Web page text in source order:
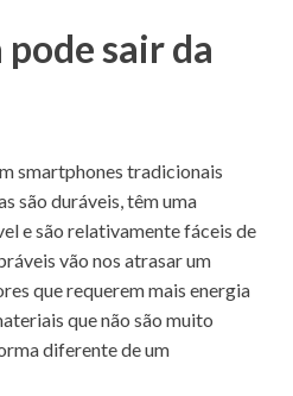
sair da
smartphones tradicionais
são duráveis, têm uma
e são relativamente fáceis de
​​vão nos atrasar um
que requerem mais energia
que não são muito
diferente de um